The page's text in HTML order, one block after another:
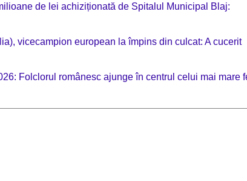
de lei achiziționată de Spitalul Municipal Blaj:
vicecampion european la împins din culcat: A cucerit
Folclorul românesc ajunge în centrul celui mai mare